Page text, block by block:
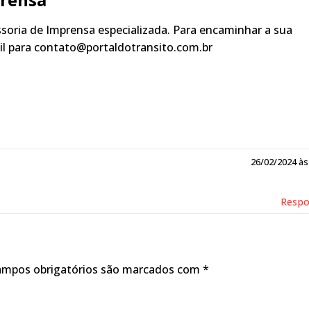
de Imprensa especializada. Para encaminhar a sua
para contato@portaldotransito.com.br
26/02/2024
obrigatórios são marcados com *